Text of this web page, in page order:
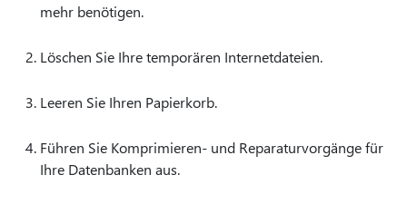
mehr benötigen.
Löschen Sie Ihre temporären Internetdateien.
Leeren Sie Ihren Papierkorb.
Führen Sie Komprimieren- und Reparaturvorgänge für
Ihre Datenbanken aus.